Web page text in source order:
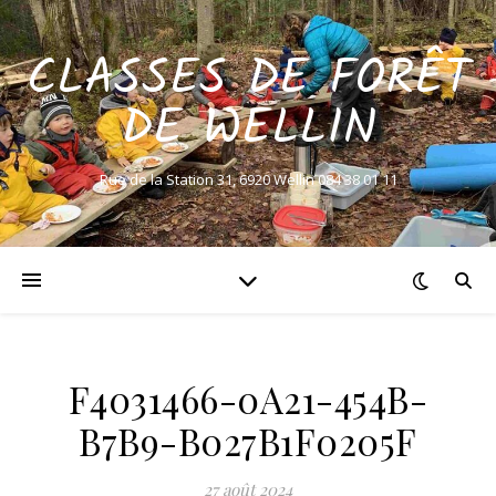
CLASSES DE FORÊT
DE WELLIN
Rue de la Station 31, 6920 Wellin 084 38 01 11
F4031466-0A21-454B-
B7B9-B027B1F0205F
27 août 2024